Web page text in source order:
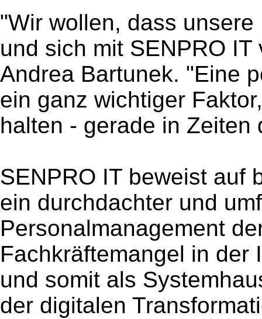
"Wir wollen, dass
und sich mit SENPRO
Andrea Bartunek. "Eine
ein ganz wichtiger
halten - gerade in
SENPRO IT beweist auf
ein durchdachter und
Personalmanagement
Fachkräftemangel in der
und somit als
der digitalen